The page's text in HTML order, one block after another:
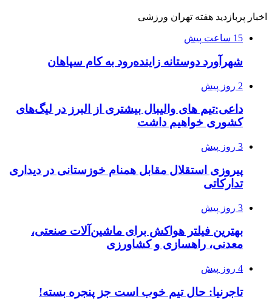
اخبار پربازدید هفته تهران ورزشی
15 ساعت پیش
شهرآورد دوستانه زاینده‌رود به کام سپاهان
2 روز پیش
داعی:تیم های والیبال بیشتری از البرز در لیگ‌های
کشوری خواهیم داشت
3 روز پیش
پیروزی استقلال مقابل همنام خوزستانی در دیداری
تدارکاتی
3 روز پیش
بهترین فیلتر هواکش برای ماشین‌آلات صنعتی،
معدنی، راهسازی و کشاورزی
4 روز پیش
تاجرنیا: حال تیم خوب است جز پنجره بسته!